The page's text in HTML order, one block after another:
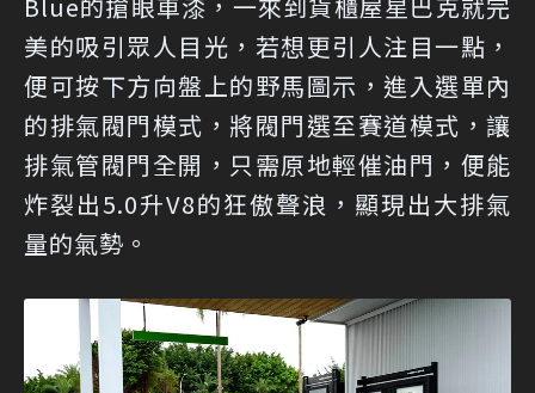
美的吸引眾人目光，若想更引人注目一點，
便可按下方向盤上的野馬圖示，進入選單內
的排氣閥門模式，將閥門選至賽道模式，讓
排氣管閥門全開，只需原地輕催油門，便能
炸裂出5.0升V8的狂傲聲浪，顯現出大排氣
量的氣勢。